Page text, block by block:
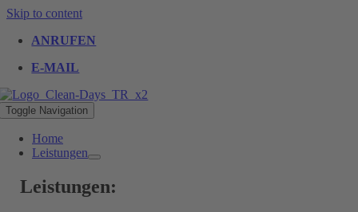
Skip to content
ANRUFEN
E-MAIL
Toggle Navigation
Home
Leistungen
Leistungen: